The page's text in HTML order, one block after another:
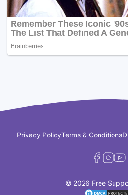
Privacy PolicyTerms & Conditions
© 2026 Free